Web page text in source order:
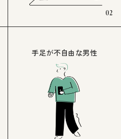
02
手足が不自由な男性